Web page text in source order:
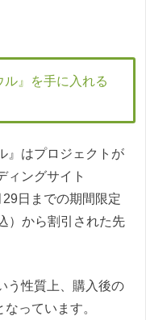
ル』を手に入れる
』はプロジェクトが
ィングサイト
29日までの期間限定
）から割引された先
う性質上、購入後の
っています。